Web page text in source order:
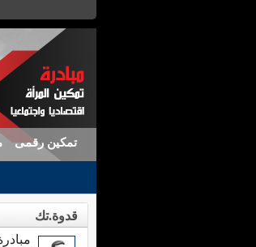
تمكين رقمى
قدوة.تك